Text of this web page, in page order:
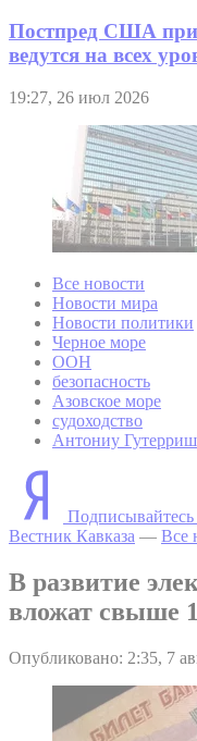
Постпред США
ведутся на всех
19:27, 26 июл 2026
Все новости
Новости мира
Новости политики
Черное море
ООН
безопасность
Азовское море
судоходство
Антониу Гутерриш
Вестник Кавказа — Все
В развитие
вложат свыше
Опубликовано: 2:35, 7